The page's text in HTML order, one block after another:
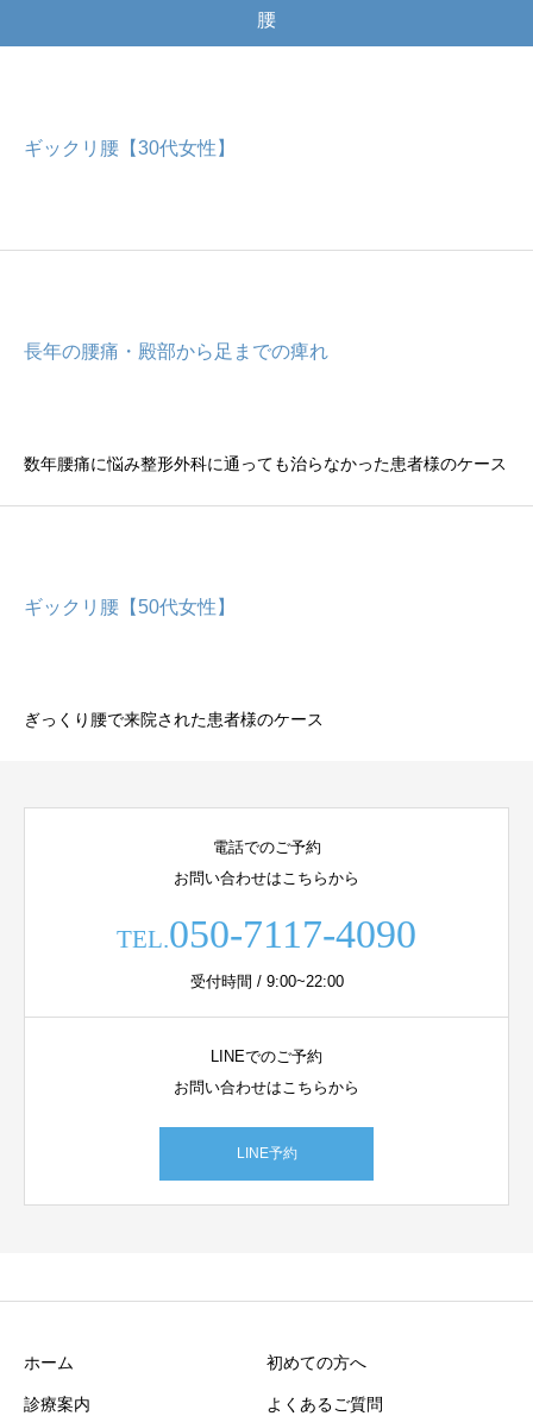
腰
ギックリ腰【30代女性】
長年の腰痛・殿部から足までの痺れ
数年腰痛に悩み整形外科に通っても治らなかった患者様のケース
ギックリ腰【50代女性】
ぎっくり腰で来院された患者様のケース
電話でのご予約
お問い合わせはこちらから
TEL.050-7117-4090
受付時間 / 9:00~22:00
LINEでのご予約
お問い合わせはこちらから
LINE予約
ホーム 初めての方へ
診療案内 よくあるご質問